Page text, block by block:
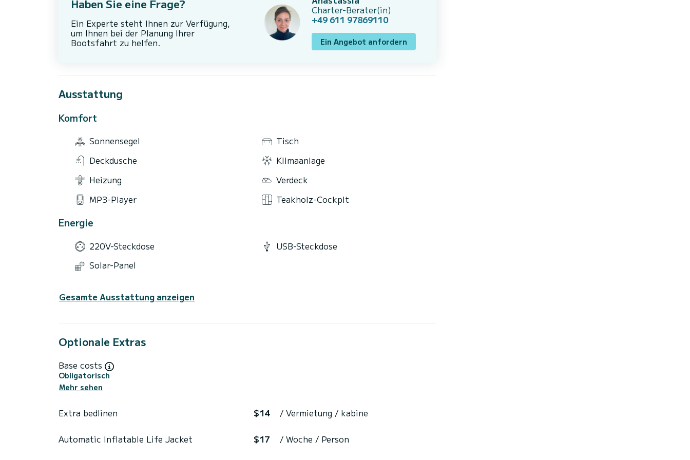
Haben Sie eine Frage?
Ein Experte steht Ihnen zur Verfügung,
um Ihnen bei der Planung Ihrer
Bootsfahrt zu helfen.
Charter-Berater(in)
+49 611 97869110
Ein Angebot anfordern
Ausstattung
Komfort
Sonnensegel
Tisch
Deckdusche
Klimaanlage
Heizung
Verdeck
MP3-Player
Teakholz-Cockpit
Energie
220V-Steckdose
USB-Steckdose
Solar-Panel
Gesamte Ausstattung anzeigen
Optionale Extras
Base costs
Obligatorisch
Mehr sehen
Extra bedlinen $14 / Vermietung / kabine
Automatic Inflatable Life Jacket $17 / Woche / Person